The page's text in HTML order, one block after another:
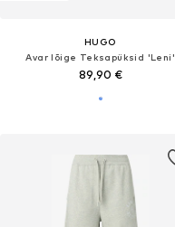
HUGO
Avar lõige Teksapüksid 'Leni'
89,90 €